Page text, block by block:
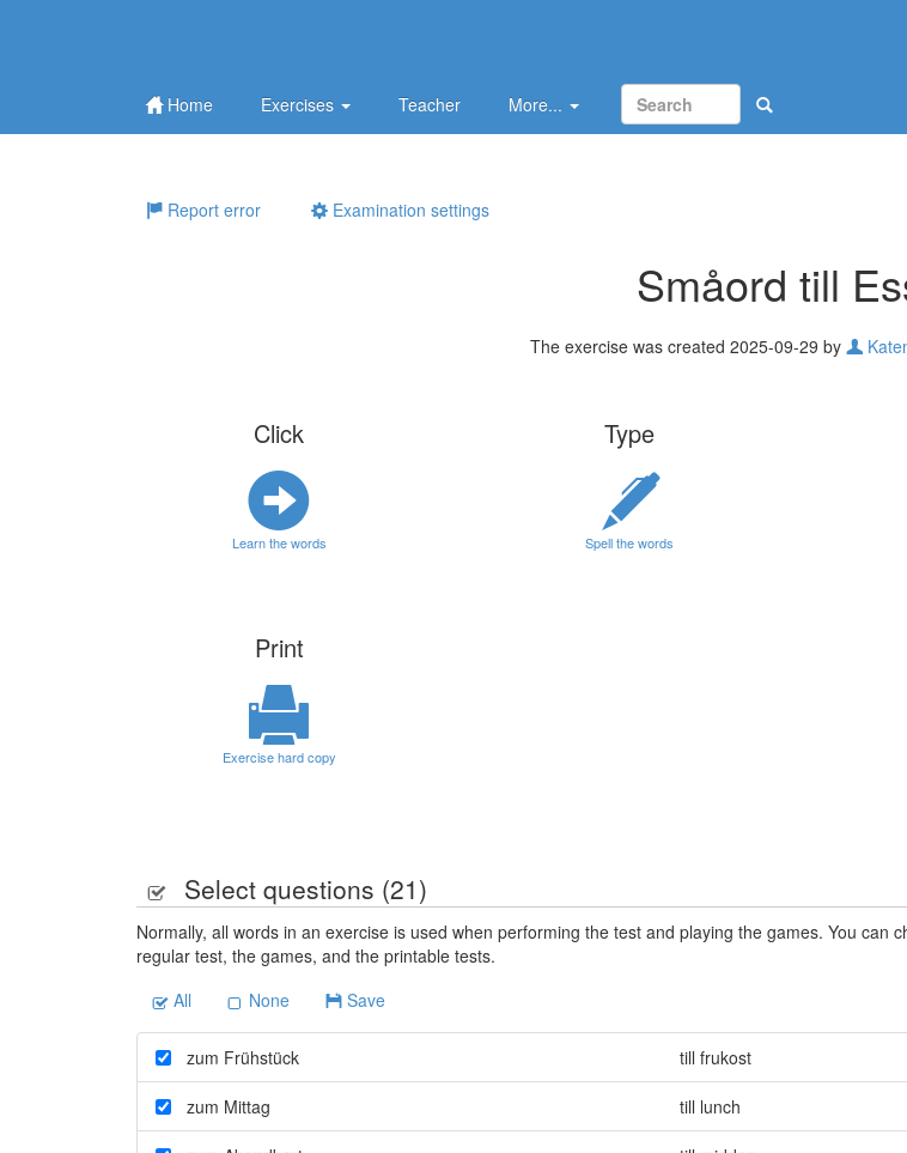
Home Exercises Teacher More...
Report error Examination settings
Småord till
The exercise was created 2025-09-29 by
Click
Learn the words
Type
Spell the words
Print
Exercise hard copy
Select questions (21)
Normally, all words in an exercise is used when performing the test and playing the games. You
regular test, the games, and the printable tests.
All
None Save
zum Frühstück till frukost
zum Mittag till lunch